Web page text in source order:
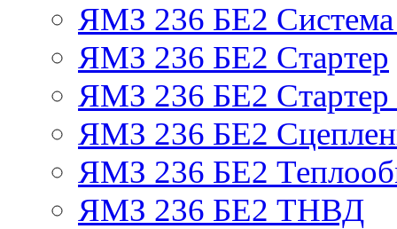
ЯМЗ 236 БЕ2
ЯМЗ 236 БЕ2 Стартер
ЯМЗ 236 БЕ2 Стартер
ЯМЗ 236 БЕ2
ЯМЗ 236 БЕ2
ЯМЗ 236 БЕ2 ТНВД